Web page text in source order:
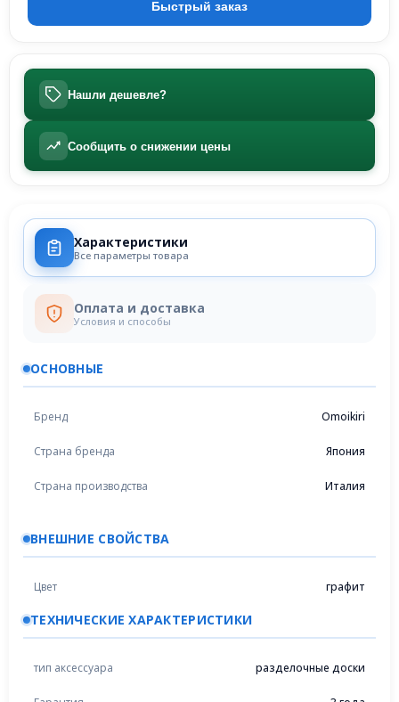
Нашли дешевле?
Сообщить о снижении цены
Характеристики
Все параметры товара
Оплата и доставка
Условия и способы
ОСНОВНЫЕ
Бренд Omoikiri
Страна бренда Япония
Страна производства Италия
ВНЕШНИЕ СВОЙСТВА
Цвет графит
ТЕХНИЧЕСКИЕ ХАРАКТЕРИСТИКИ
тип аксессуара разделочные доски